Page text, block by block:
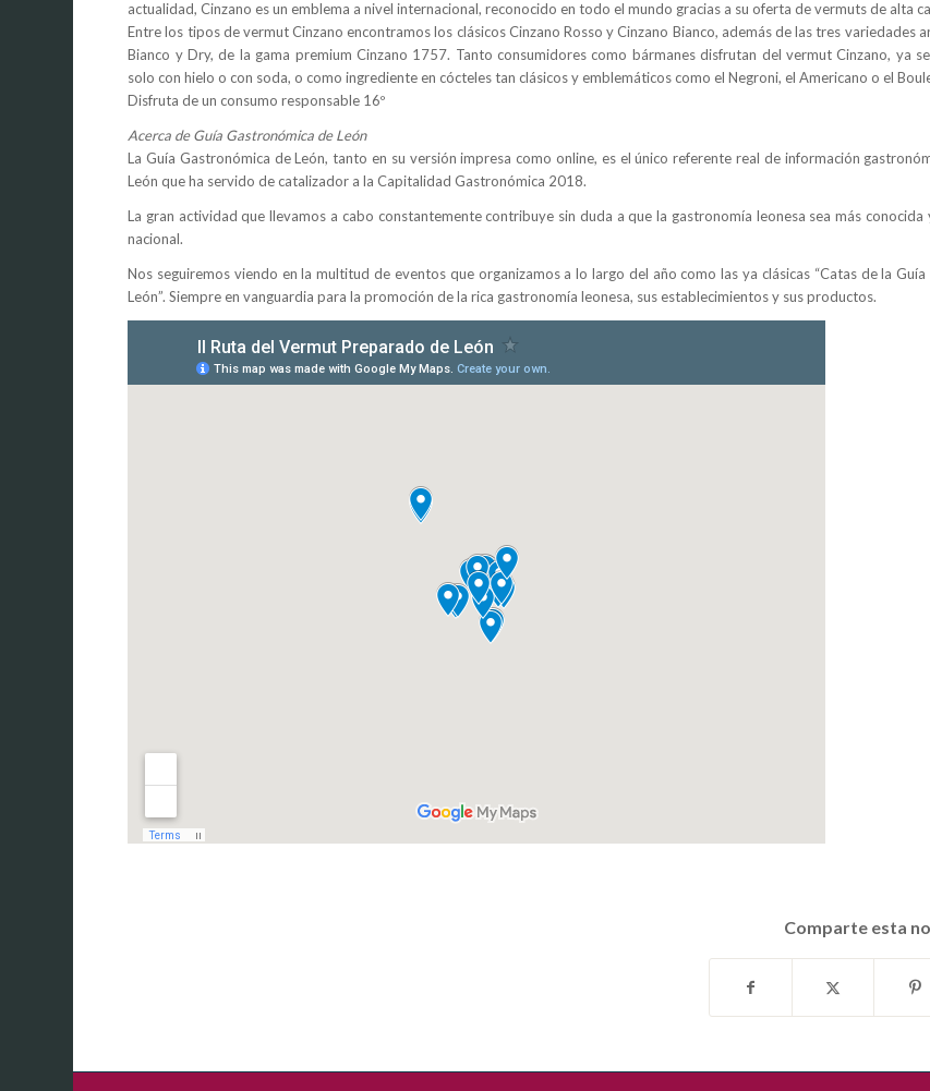
actualidad, Cinzano es un emblema a nivel internacional, reconocido en todo el mundo gracias a su oferta de vermuts de alta
Entre los tipos de vermut Cinzano encontramos los clásicos Cinzano Rosso y Cinzano Bianco, además de las tres variedades
Bianco y Dry, de la gama premium Cinzano 1757. Tanto consumidores como bármanes disfrutan del vermut Cinzano, ya
solo con hielo o con soda, o como ingrediente en cócteles tan clásicos y emblemáticos como el Negroni, el Americano o el
Disfruta de un consumo responsable 16º
Acerca de Guía Gastronómica de León
La Guía Gastronómica de León, tanto en su versión impresa como online, es el único referente real de información
León que ha servido de catalizador a la Capitalidad Gastronómica 2018.
La gran actividad que llevamos a cabo constantemente contribuye sin duda a que la gastronomía leonesa sea más conocida
nacional.
Nos seguiremos viendo en la multitud de eventos que organizamos a lo largo del año como las ya clásicas “Catas de la
León”. Siempre en vanguardia para la promoción de la rica gastronomía leonesa, sus establecimientos y sus productos.
Comparte esta